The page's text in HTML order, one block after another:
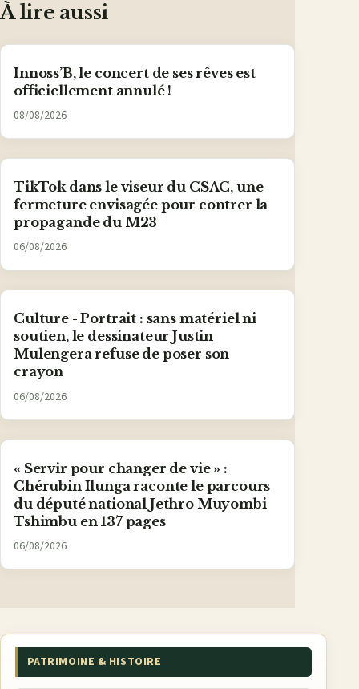
À lire aussi
Innoss’B, le concert de ses rêves est
officiellement annulé !
08/08/2026
TikTok dans le viseur du CSAC, une
fermeture envisagée pour contrer la
propagande du M23
06/08/2026
Culture - Portrait : sans matériel ni
soutien, le dessinateur Justin
Mulengera refuse de poser son
crayon
06/08/2026
« Servir pour changer de vie » :
Chérubin Ilunga raconte le parcours
du député national Jethro Muyombi
Tshimbu en 137 pages
06/08/2026
PATRIMOINE & HISTOIRE